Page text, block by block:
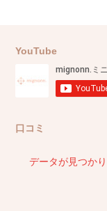
YouTube
口コミ
データが見つか